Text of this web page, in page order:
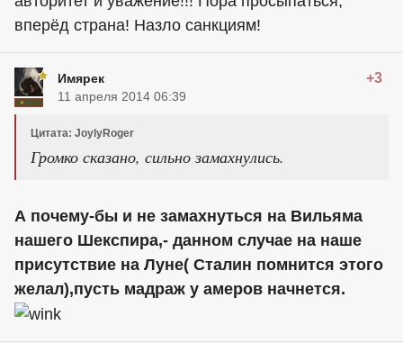
вперёд страна! Назло санкциям!
Имярек +3
11 апреля 2014 06:39
Цитата: JoylyRoger
Громко сказано, сильно замахнулись.
А почему-бы и не замахнуться на Вильяма
нашего Шекспира,- данном случае на наше
присутствие на Луне( Сталин помнится этого
желал),пусть мадраж у амеров начнется.